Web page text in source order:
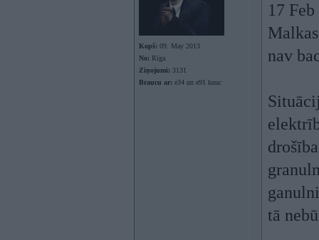
Kopš: 09. May 2013
No: Rīga
Ziņojumi: 3131
Braucu ar: e34 un e91 kuuc
17
nav
tā